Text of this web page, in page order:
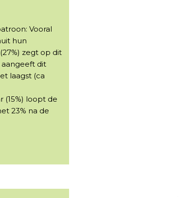
Vooral
hun
zegt op dit
dit
laagst (ca
(15%) loopt de
23% na de